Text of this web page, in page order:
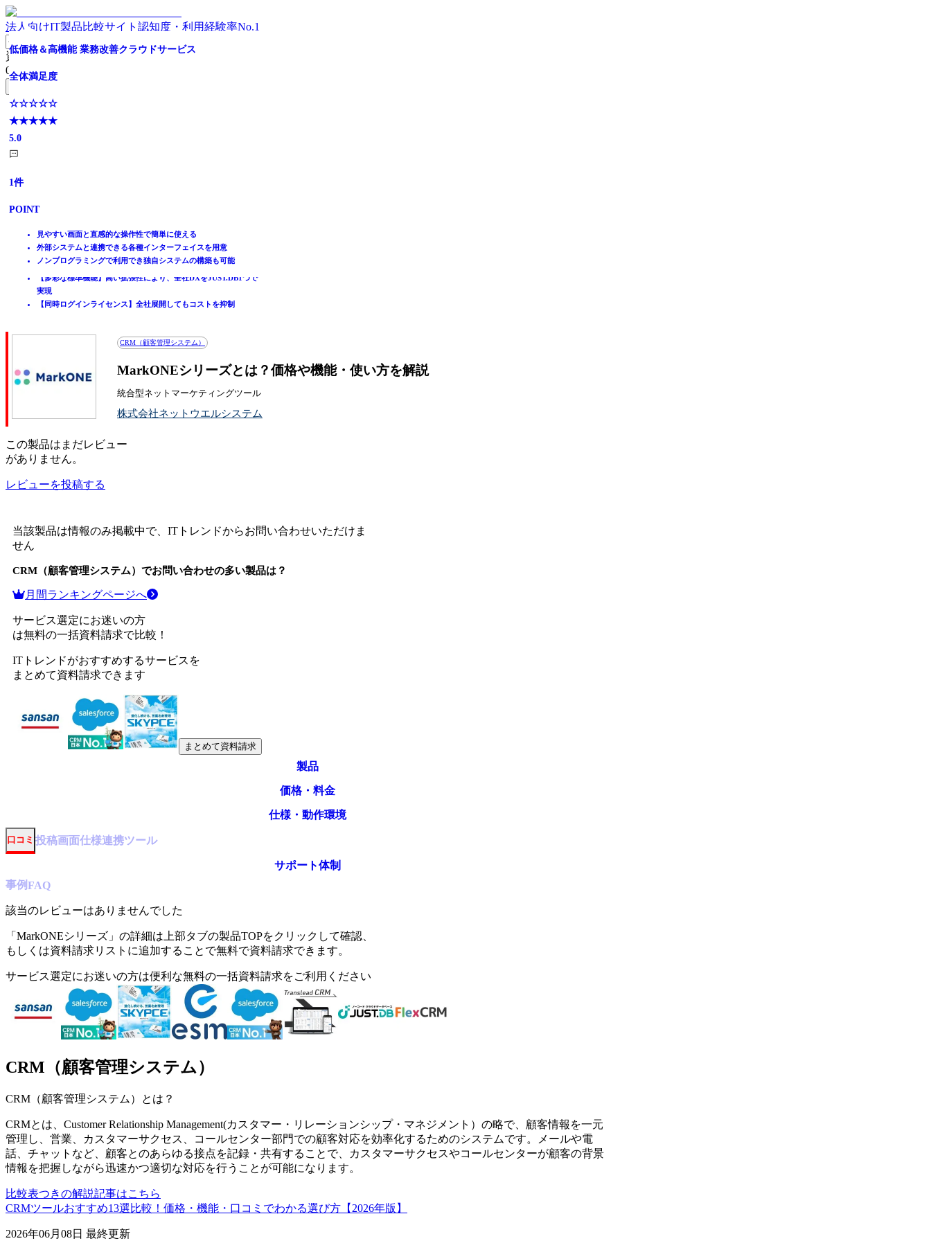
法人向けIT製品比較サイト 認知度・利用経験率No.1
資料請求リスト
0 件
製品を探す
動画で学ぶ
IT製品比較TOP
CRM（顧客管理システム）
MarkONEシリーズ
CRM（顧客管理システム）
MarkONEシリーズとは？価格や機能・使い方を解説
統合型ネットマーケティングツール
株式会社ネットウエルシステム
この製品はまだレビュー
がありません。
レビューを投稿する
当該製品は情報のみ掲載中で、ITトレンドからお問い合わせいただけま
せん
CRM（顧客管理システム） でお問い合わせの多い製品は？
月間ランキングページへ
サービス選定にお迷いの方
は無料の一括資料請求で比較！
ITトレンドがおすすめするサービスを
まとめて資料請求できます
まとめて資料請求
製品
価格・料金
仕様・動作環境
口コミ 投稿画面仕様連携ツール
サポート体制
事例FAQ
該当のレビューはありませんでした
「 MarkONEシリーズ 」の詳細は上部タブの製品TOPをクリックして確認、
もしくは資料請求リストに追加することで無料で資料請求できます。
サービス選定にお迷いの方は便利な無料の一括資料請求をご利用ください
【利用企業1万社】名刺起点のシンプルな顧客管理を実現
全体満足度
☆☆☆☆☆
★★★★★
4.2
3049
POINT
名刺をスキャンするだけ。精度99.9%で正確な顧客DBを構築
SFAやMAなど、多種多様な外部サービスと連携できる拡張性の高
さ
日本/世界でトップシェア！全世界導入数15万社を突
☆☆☆☆☆
★★★★★
3.9
15万社の圧倒的な導入実績とノウハウ
導入企業は、売上30%アップを実現！
世界でも日本でもトップシェアのCRM/SFA
“正確な名刺情報”を活用した顧客管理。営業名刺管理サー
☆☆☆☆☆
★★★★★
4.3
顧客情報の手入力不要。名刺のスキャンで簡単・正確にデータ化
新しい名刺がスキャンされるだけで、情報を自動で更新
効率的・効果的なメール配信もSKYPCEで支援
【勝負は顧客接点】6,000社採用のCRMツール
全体満足度
☆☆☆☆☆
★★★★★
3.6
112件
POINT
定着率95％！定着支援の専門チームが課題に合わせて徹底支援。
6,000社超、185業種以上で採用されているCRM/SFA
確かな効果。売上192%、営業会議時間1/6を実現するCRM/SFAツ
成長企業に最適・オールインワンCRM
全体満足度
☆☆☆☆☆
★★★★★
3.8
52件
POINT
セールス・サービス・メール配信を１つに集約
統合された顧客データでビジネスの成長を実現
少数精鋭の成長企業が求める今すぐ役立つ機能
全体満足度
☆☆☆☆☆
9件
POINT
顧客情報を一元管理することで属人化させない顧客データベース
現場を知り尽くした営業が監修した圧倒的に使いやすいUI
完全ノーコード×生成AIでDX推進！ JUST.DB 【無料トラ
☆☆☆☆☆
★★★★★
5.0
【完全ノーコード×生成AI】マウス操作と"ことば"でシステム開
発
【多彩な標準機能】高い拡張性により、全社DXをJUST.DB1つで
実現
【同時ログインライセンス】全社展開してもコストを抑制
低価格＆高機能 業務改善クラウドサービス
全体満足度
☆☆☆☆☆
★★★★★
5.0
1件
POINT
見やすい画面と直感的な操作性で簡単に使える
外部システムと連携できる各種インターフェイスを用意
ノンプログラミングで利用でき独自システムの構築も可能
CRM（顧客管理システム）
CRM（顧客管理システム） とは？
CRMとは、Customer Relationship Management(カスタマー・リレーションシップ・マネジメント）の略で、顧客情報を一元
管理し、営業、カスタマーサクセス、コールセンター部門での顧客対応を効率化するためのシステムです。メールや電
話、チャットなど、顧客とのあらゆる接点を記録・共有することで、カスタマーサクセスやコールセンターが顧客の背景
情報を把握しながら迅速かつ適切な対応を行うことが可能になります。
比較表つきの解説記事はこちら
CRMツールおすすめ13選比較！価格・機能・口コミでわかる選び方【2026年版】
2026年06月08日 最終更新